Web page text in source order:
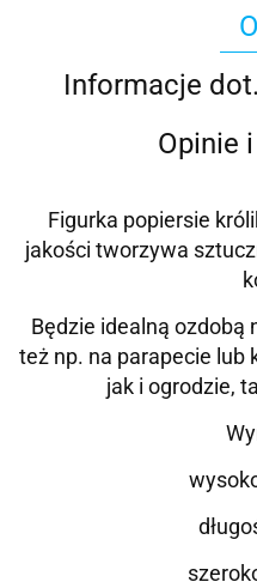
Informacje
Opinie
Figurka popiersie
jakości tworzywa
Będzie idealną ozdobą
też np. na parapecie lub
jak i ogrodzie,